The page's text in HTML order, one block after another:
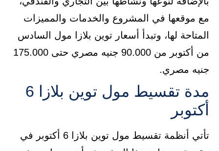
مع موقعها في المشروع والخدمات والمميزات
المتاحة لها، وتبدأ أسعار توين بلازا مول السادس
من أكتوبر من 90.000 جنيه مصري حتى 175.000
جنيه مصري.
مدة تقسيط مول توين بلازا 6
أكتوبر
تأتي أنظمة تقسيط مول توين بلازا 6 أكتوبر في